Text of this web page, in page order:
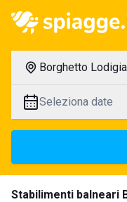
Borghetto
Seleziona date
Stabilimenti balneari